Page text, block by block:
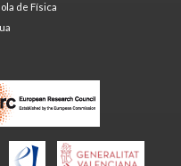
de Física